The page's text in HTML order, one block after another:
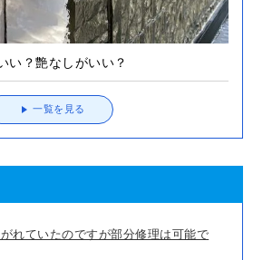
い？艶なしがいい？
一覧を見る
れていたのですが部分修理は可能で